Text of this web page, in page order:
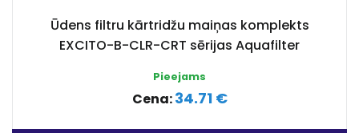
Ūdens filtru kārtridžu maiņas komplekts
EXCITO-B-CLR-CRT sērijas Aquafilter
Pieejams
Cena:34.71 €